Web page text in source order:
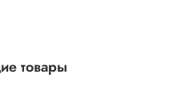
товары